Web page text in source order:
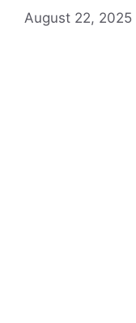
August 22, 2025